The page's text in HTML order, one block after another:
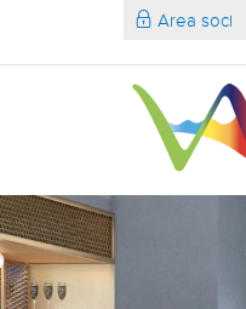
Area soci